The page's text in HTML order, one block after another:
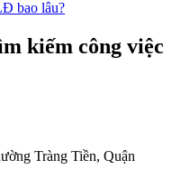
bao lâu?
kiếm công việc
Tràng Tiền, Quận